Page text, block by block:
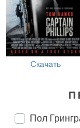
Скачать
Пол